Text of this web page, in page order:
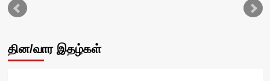
தின/வார இதழ்கள்